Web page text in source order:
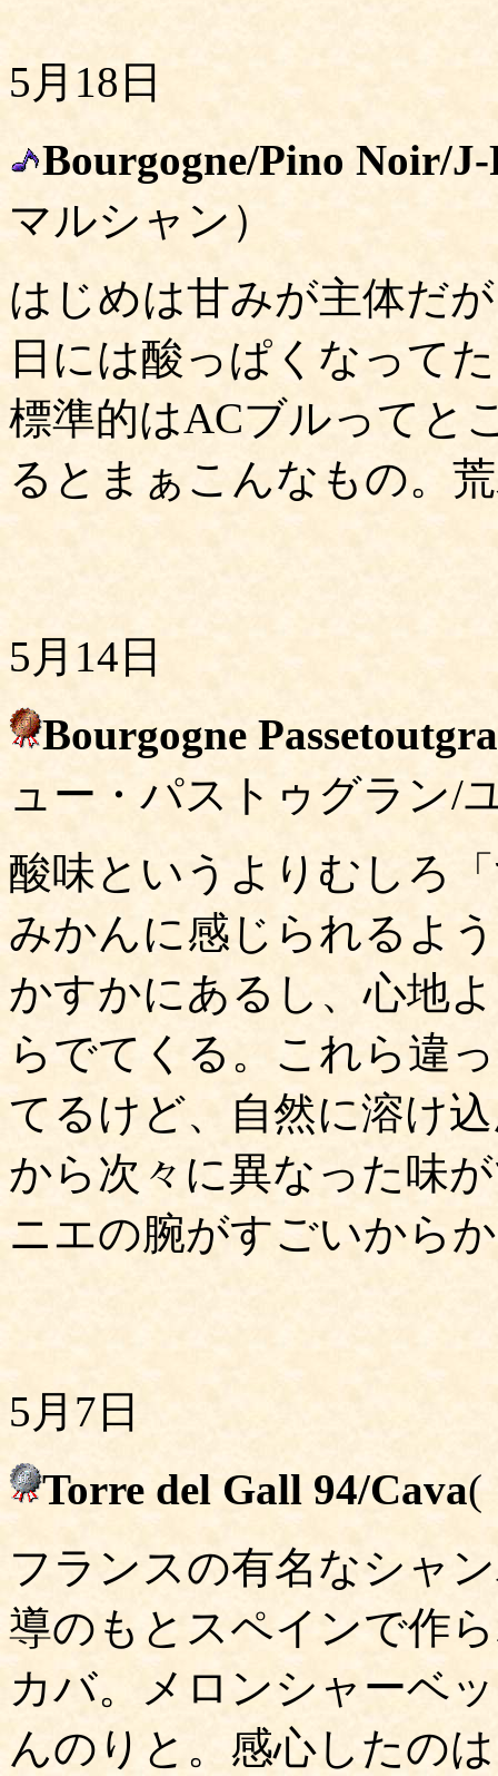
5月18日
Bourgogne/Pino Noir/
マルシャン）
はじめは甘みが主体だ
日には酸っぱくなって
標準的はACブルってと
るとまぁこんなもの。
5月14日
Bourgogne
ュー・パストゥグラン/
酸味というよりむしろ
みかんに感じられるよ
かすかにあるし、心地
らでてくる。これら違
てるけど、自然に溶け
から次々に異なった味
ニエの腕がすごいから
5月7日
Torre del Gall 94/Cava(
フランスの有名なシャ
導のもとスペインで作
カバ。メロンシャーベ
んのりと。感心したの